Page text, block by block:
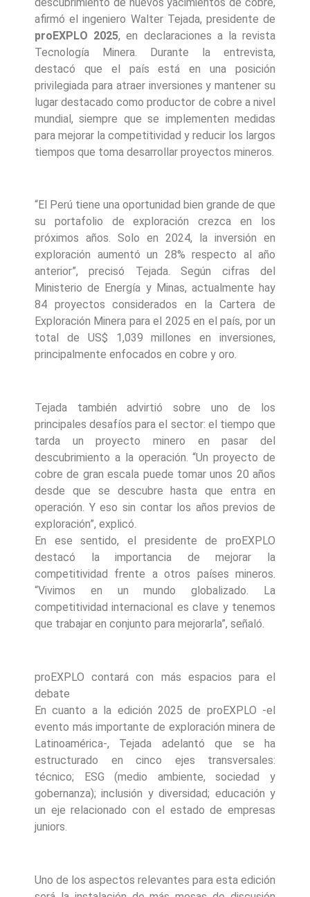
afirmó el ingeniero Walter Tejada, presidente de
proEXPLO 2025, en declaraciones a la revista
Tecnología Minera. Durante la entrevista,
destacó que el país está en una posición
privilegiada para atraer inversiones y mantener su
lugar destacado como productor de cobre a nivel
mundial, siempre que se implementen medidas
para mejorar la competitividad y reducir los largos
tiempos que toma desarrollar proyectos mineros.
“El Perú tiene una oportunidad bien grande de que
su portafolio de exploración crezca en los
próximos años. Solo en 2024, la inversión en
exploración aumentó un 28% respecto al año
anterior”, precisó Tejada. Según cifras del
Ministerio de Energía y Minas, actualmente hay
84 proyectos considerados en la Cartera de
Exploración Minera para el 2025 en el país, por un
total de US$ 1,039 millones en inversiones,
principalmente enfocados en cobre y oro.
Tejada también advirtió sobre uno de los
principales desafíos para el sector: el tiempo que
tarda un proyecto minero en pasar del
descubrimiento a la operación. “Un proyecto de
cobre de gran escala puede tomar unos 20 años
desde que se descubre hasta que entra en
operación. Y eso sin contar los años previos de
exploración”, explicó.
En ese sentido, el presidente de proEXPLO
destacó la importancia de mejorar la
competitividad frente a otros países mineros.
“Vivimos en un mundo globalizado. La
competitividad internacional es clave y tenemos
que trabajar en conjunto para mejorarla”, señaló.
proEXPLO contará con más espacios para el
debate
En cuanto a la edición 2025 de proEXPLO -el
evento más importante de exploración minera de
Latinoamérica-, Tejada adelantó que se ha
estructurado en cinco ejes transversales:
técnico; ESG (medio ambiente, sociedad y
gobernanza); inclusión y diversidad; educación y
un eje relacionado con el estado de empresas
juniors.
Uno de los aspectos relevantes para esta edición